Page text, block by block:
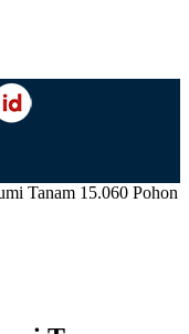
Tanam 15.060 Pohon